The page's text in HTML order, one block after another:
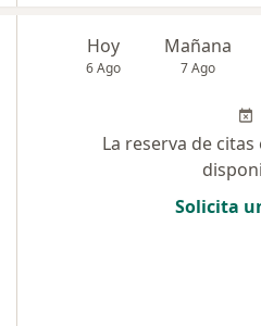
Hoy
6 Ago
Mañana
7 Ago
La reserva de
Solicita